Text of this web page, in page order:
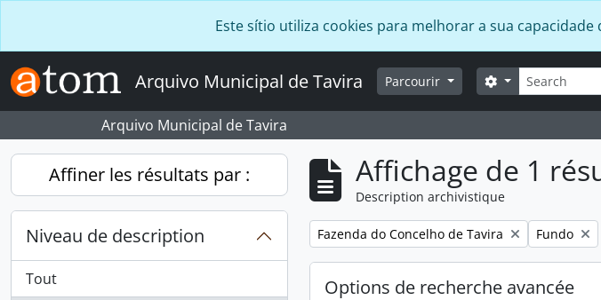
Este sítio utiliza cookies para melhorar a sua
Arquivo Municipal de Tavira Parcourir Rechercher
Search options
Arquivo Municipal de Tavira
Affiner les résultats par :
Niveau de description
Tout
Affichage de 1
Description archivistique
Remove filter:
Fazenda do Concelho de Tavira Remove
Fundo
Options de recherche avancée